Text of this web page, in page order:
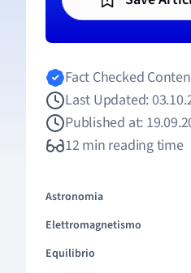
Fact Checked
Last Updated:
Published at:
12 min reading time
Astronomia
Elettromagnetismo
Equilibrio